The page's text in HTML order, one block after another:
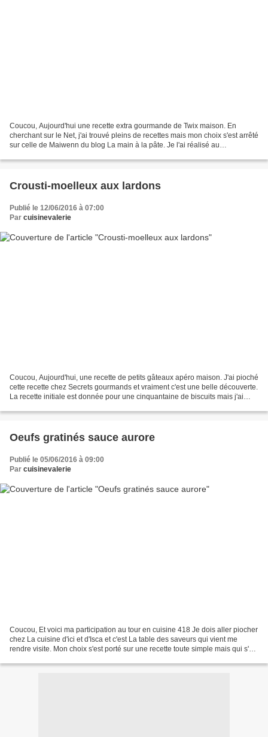
Coucou, Aujourd'hui une recette extra gourmande de Twix maison. En
cherchant sur le Net, j'ai trouvé pleins de recettes mais mon choix s'est arrêté
sur celle de Maiwenn du blog La main à la pâte. Je l'ai réalisé au
Crousti-moelleux aux lardons
Publié le 12/06/2016 à 07:00
Par cuisinevalerie
Coucou, Aujourd'hui, une recette de petits gâteaux apéro maison. J'ai pioché
cette recette chez Secrets gourmands et vraiment c'est une belle découverte.
La recette initiale est donnée pour une cinquantaine de biscuits mais j'ai
Oeufs gratinés sauce aurore
Publié le 05/06/2016 à 09:00
Par cuisinevalerie
Coucou, Et voici ma participation au tour en cuisine 418 Je dois aller piocher
chez La cuisine d'ici et d'Isca et c'est La table des saveurs qui vient me
rendre visite. Mon choix s'est porté sur une recette toute simple mais qui s'est